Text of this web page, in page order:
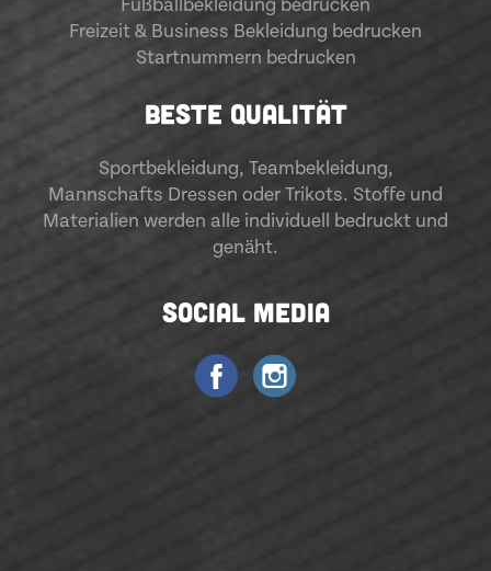
Fußballbekleidung bedrucken
Freizeit & Business Bekleidung bedrucken
Startnummern bedrucken
BESTE QUALITÄT
Sportbekleidung, Teambekleidung,
Mannschafts Dressen oder Trikots. Stoffe und
Materialien werden alle individuell bedruckt und
genäht.
SOCIAL MEDIA